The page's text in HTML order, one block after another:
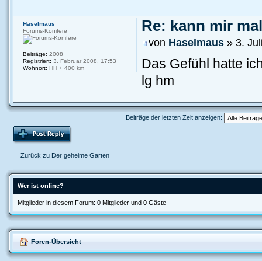
Re: kann mir
von Haselmaus » 3.
Das Gefühl hatte
lg hm
Haselmaus
Forums-Konifere
Beiträge: 2008
Registriert: 3. Februar 2008, 17:53
Wohnort: HH + 400 km
Beiträge der letzten Zeit anzeigen:
Zurück zu Der geheime Garten
Wer ist online?
Mitglieder in diesem Forum: 0 Mitglieder und 0 Gäste
Foren-Übersicht